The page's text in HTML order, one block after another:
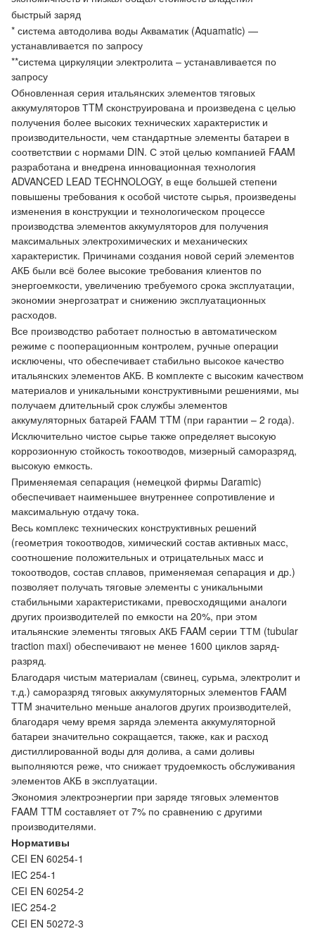
быстрый заряд
* система автодолива воды Акваматик (Aquamatic) —
устанавливается по запросу
**система циркуляции электролита – устанавливается по
запросу
Обновленная серия итальянских элементов тяговых
аккумуляторов ТTM сконструирована и произведена с целью
получения более высоких технических характеристик и
производительности, чем стандартные элементы батареи в
соответствии с нормами DIN. С этой целью компанией FAAM
разработана и внедрена инновационная технология
ADVANCED LEAD TECHNOLOGY, в еще большей степени
повышены требования к особой чистоте сырья, произведены
изменения в конструкции и технологическом процессе
производства элементов аккумуляторов для получения
максимальных электрохимических и механических
характеристик. Причинами создания новой серий элементов
АКБ были всё более высокие требования клиентов по
энергоемкости, увеличению требуемого срока эксплуатации,
экономии энергозатрат и снижению эксплуатационных
расходов.
Все производство работает полностью в автоматическом
режиме с пооперационным контролем, ручные операции
исключены, что обеспечивает стабильно высокое качество
итальянских элементов АКБ. В комплекте с высоким качеством
материалов и уникальными конструктивными решениями, мы
получаем длительный срок службы элементов
аккумуляторных батарей FAAM ТTM (при гарантии – 2 года).
Исключительно чистое сырье также определяет высокую
коррозионную стойкость токоотводов, мизерный саморазряд,
высокую емкость.
Применяемая сепарация (немецкой фирмы Daramic)
обеспечивает наименьшее внутреннее сопротивление и
максимальную отдачу тока.
Весь комплекс технических конструктивных решений
(геометрия токоотводов, химический состав активных масс,
соотношение положительных и отрицательных масс и
токоотводов, состав сплавов, применяемая сепарация и др.)
позволяет получать тяговые элементы с уникальными
стабильными характеристиками, превосходящими аналоги
других производителей по емкости на 20%, при этом
итальянские элементы тяговых АКБ FAAM серии ТТМ (tubular
traction maxi) обеспечивают не менее 1600 циклов заряд-
разряд.
Благодаря чистым материалам (свинец, сурьма, электролит и
т.д.) саморазряд тяговых аккумуляторных элементов FAAM
TTM значительно меньше аналогов других производителей,
благодаря чему время заряда элемента аккумуляторной
батареи значительно сокращается, также, как и расход
дистиллированной воды для долива, а сами доливы
выполняются реже, что снижает трудоемкость обслуживания
элементов АКБ в эксплуатации.
Экономия электроэнергии при заряде тяговых элементов
FAAM TTM составляет от 7% по сравнению с другими
производителями.
Нормативы
CEI EN 60254-1
IEC 254-1
CEI EN 60254-2
IEC 254-2
CEI EN 50272-3